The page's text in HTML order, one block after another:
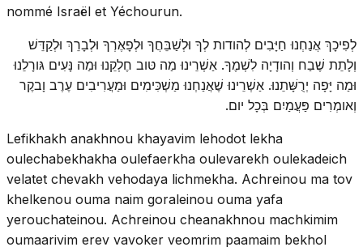
nommé Israël et Yéchourun.
לְפִיכָךְ אֲנַחְנוּ חַיָּבִים לְהודות לְךָ וּלְשַׁבֵּחֲךָ וּלְפָאֶרְךָ וּלְבָרֵךְ וּלְקַדֵּשׁ
וְלָתֵת שֶׁבַח וְהודָיָה לִשְׁמֶךָ. אַשְׁרֵינוּ מַה טּוב חֶלְקֵנוּ וּמַה נָּעִים גּורָלֵנוּ
וּמַה יָּפָה יְרֻשָּׁתֵנוּ. אַשְׁרֵינוּ שֶׁאֲנַחְנוּ מַשְׁכִּימִים וּמַעֲרִיבִים עֶרֶב וָבקֶר
וְאומְרִים פַּעֲמַיִם בְּכָל יום.
Lefikhakh anakhnou khayavim lehodot lekha
oulechabekhakha oulefaerkha oulevarekh oulekadeich
velatet chevakh vehodaya lichmekha. Achreinou ma tov
khelkenou ouma naim goraleinou ouma yafa
yerouchateinou. Achreinou cheanakhnou machkimim
oumaarivim erev vavoker veomrim paamaim bekhol